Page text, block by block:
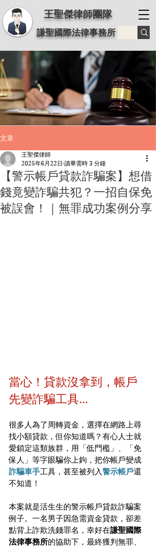
王聖傑律師團隊
謙聖國際法律事務所
文章
【警示帳戶貸款詐騙案】想借
錢竟變詐騙共犯？一招自保免
被誤會！｜無罪成功案例分享
王聖傑律師
2025年6月22日 讀畢需時 3 分鐘
當心！貸款沒拿到，帳戶
先變詐騙工具...
很多人為了周轉資金，選擇在網路上尋
找小額貸款，但你知道嗎？有心人士就
愛鎖定這類族群，用「低門檻」、「免
保人」等字眼騙你上鉤，把你帳戶變成
詐騙車手工具，甚至被列入警示帳戶還
不知道！
本案就是活生生的警示帳戶貸款詐騙案
例子。一名男子因急需資金貸款，卻差
點背上詐欺洗錢罪名，幸好在謙聖國際
法律事務所的協助下，最終獲判無罪、